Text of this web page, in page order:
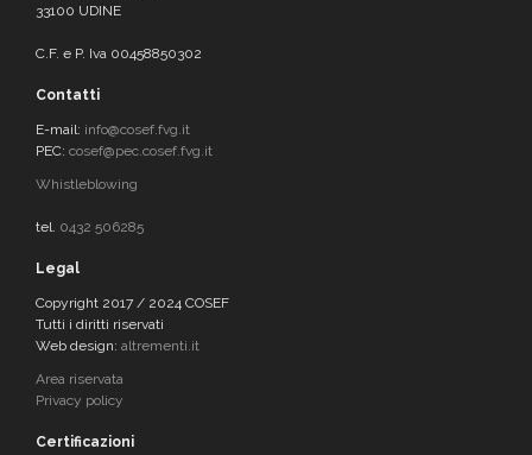
33100 UDINE
C.F. e P. Iva 00458850302
Contatti
E-mail: info@cosef.fvg.it
PEC: cosef@pec.cosef.fvg.it
Whistleblowing
tel. 0432 506285
Legal
Copyright 2017 / 2024 COSEF
Tutti i diritti riservati
Web design: altrementi.it
Area riservata
Privacy policy
Certificazioni